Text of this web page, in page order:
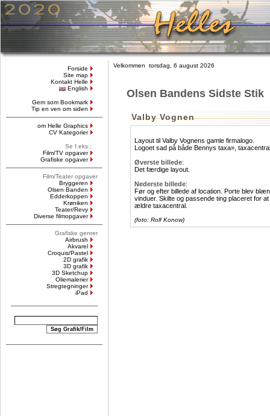
Forside
Site map
Kontakt Helle
English
Gem som Bookmark
Tip en ven om siden
om Helle Graphics
CV Kategorier
Se f.eks.:
Film/TV opgaver
Grafiske opgaver
Film/Teater opgaver
Bryggeren
Olsen Banden
Edderkoppen
Krøniken
Teater/Revy
Diverse filmopgaver
Grafiske genrer
Airbrush
Akvarel
Croquis/Pastel
2D grafik
3D grafik
3D Sketchup
Oliemalerier
Stregtegninger
iPad
Velkommen torsdag, 6 august 2026
Olsen Bandens Sidste Stik
Valby Vognen
Layout til Valby Vognens gamle firmalogo.
Logoet sad på både Bennys taxa» ,
Øverste billede:
Det færdige layout.
Nederste billede:
Før og efter billede af location. Porte blev
vinduer. Skilte og passende ting placeret for
ældre taxacentral.
(foto: Rolf Konow)